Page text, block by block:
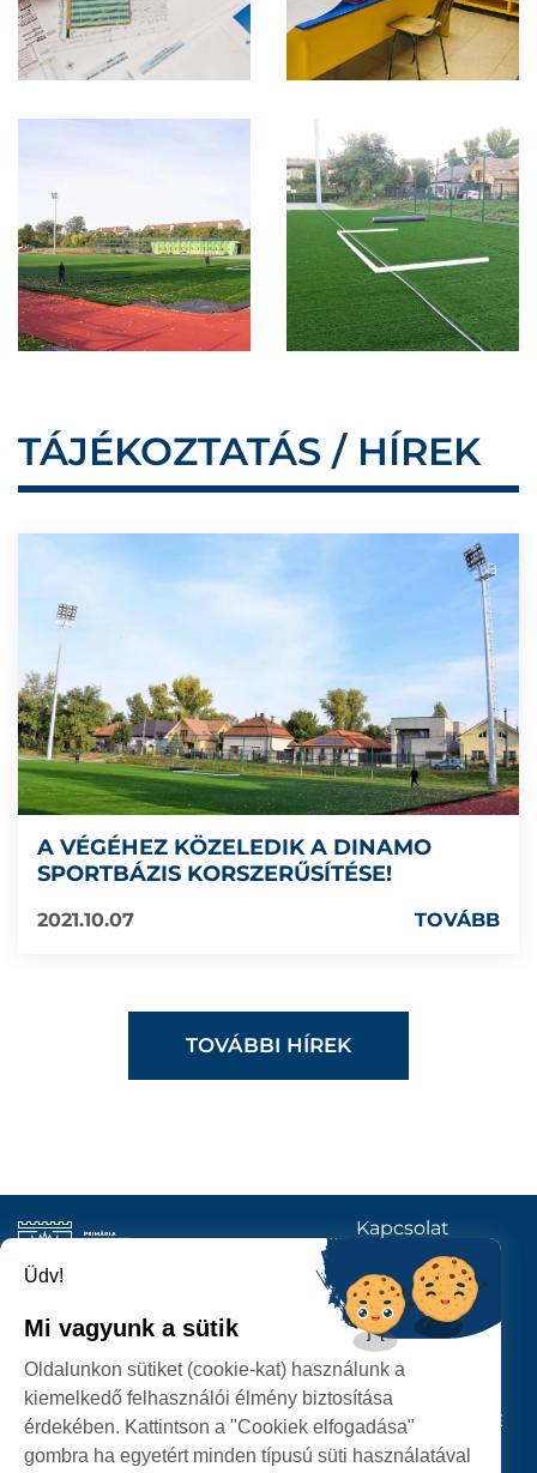
TÁJÉKOZTATÁS / HÍREK
A VÉGÉHEZ KÖZELEDIK A DINAMO
SPORTBÁZIS KORSZERŰSÍTÉSE!
2021.10.07 TOVÁBB
TOVÁBBI HÍREK
SZATMÁRNÉMETI
POLGÁRMESTERI HIVATAL
P-ȚA 25 OCTOMBRIE, NR. 1 CORP M, 440026 SATU MARE
Kapcsolat
KÖVESSENEK
Üdv!
Mi vagyunk a sütik
Oldalunkon sütiket (cookie-kat) használunk a
kiemelkedő felhasználói élmény biztosítása
érdekében. Kattintson a "Cookiek elfogadása"
gombra ha egyetért minden típusú süti használatával